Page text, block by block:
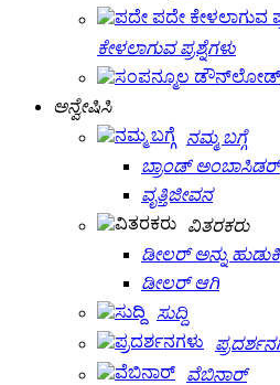
ಕೇಳಲಾಗುವ ಪ್ರಶ್ನೆಗಳು
ಅನ್ವೇಷಿಸಿ
ನಮ್ಮ ಬಗ್ಗೆ
ಬ್ರಾಂಡ್ ಅಂಬಾಸಿಡರ್
ವೃತ್ತಿಜೀವನ
ವಿತರಕರು
ಡೀಲರ್ ಅನ್ನು ಹುಡುಕಿ
ಡೀಲರ್ ಆಗಿ
ಸುದ್ದಿ
ವೆಬಿನಾರ್